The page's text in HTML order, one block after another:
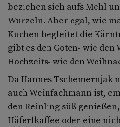
beziehen sich aufs Mehl
Wurzeln. Aber egal, wie
Kuchen begleitet die
gibt es den Goten- wie
Hochzeits- wie den
Da Hannes Tschemernjak
auch Weinfachmann ist,
den Reinling süß
Häferlkaffee oder eine